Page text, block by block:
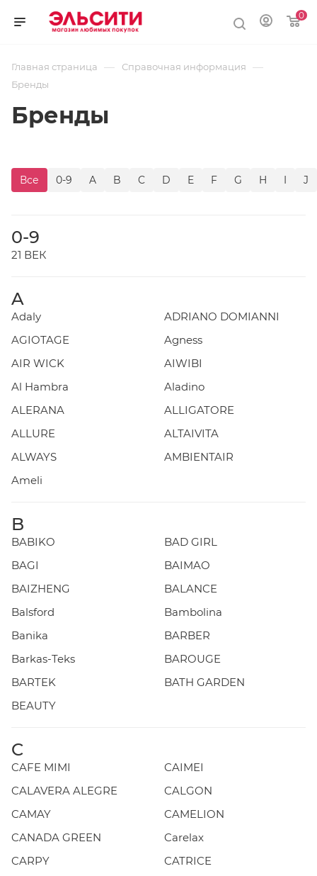
0
Главная страница — Справочная информация —
Бренды
Бренды
Все 0-9 A B C D E F G H I J
0-9
21 ВЕК
A
Adaly
ADRIANO DOMIANNI
AGIOTAGE
Agness
AIR WICK
AIWIBI
Al Hambra
Aladino
ALERANA
ALLIGATORE
ALLURE
ALTAIVITA
ALWAYS
AMBIENTAIR
Ameli
B
BABIKO
BAD GIRL
BAGI
BAIMAO
BAIZHENG
BALANCE
Balsford
Bambolina
Banika
BARBER
Barkas-Teks
BAROUGE
BARTEK
BATH GARDEN
BEAUTY
C
CAFE MIMI
CAIMEI
CALAVERA ALEGRE
CALGON
CAMAY
CAMELION
CANADA GREEN
Carelax
CARPY
CATRICE